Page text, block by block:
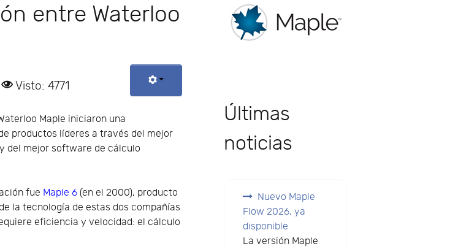
entre Waterloo
Visto: 4771
Maple iniciaron una
productos líderes a través del mejor
del mejor software de cálculo
fue Maple 6 (en el 2000), producto
la tecnología de estas dos compañías
eficiencia y velocidad: el cálculo
Últimas
noticias
Nuevo Maple
Flow 2026, ya
disponible
La versión Maple